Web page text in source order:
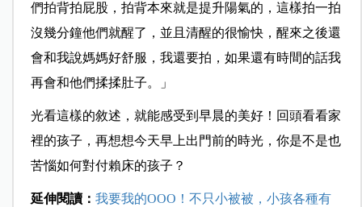
們拍背拍屁股，拍背本來就是提升陽氣的，這樣拍一拍
沒幾分鐘他們就醒了，並且清醒的很愉快，醒來之後還
會和我說媽媽好舒服，我還要拍，如果還有時間的話我
再會和他們揉揉肚子。」
光看這樣的敘述，就能感受到早晨的美好！回頭看看家
裡的孩子，再想想今天早上出門前的時光，你是不是也
苦惱如何對付賴床的孩子？
延伸閱讀： 我要我的OOO！不只小被被，小孩各種有